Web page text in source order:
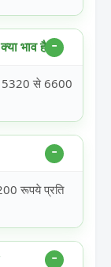
भाव है?
5320 से 6600
रूपये प्रति